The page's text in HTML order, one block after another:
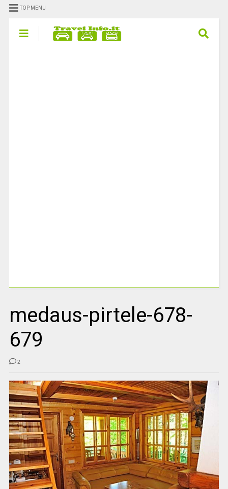
TOP MENU
medaus-pirtele-678-
679
2